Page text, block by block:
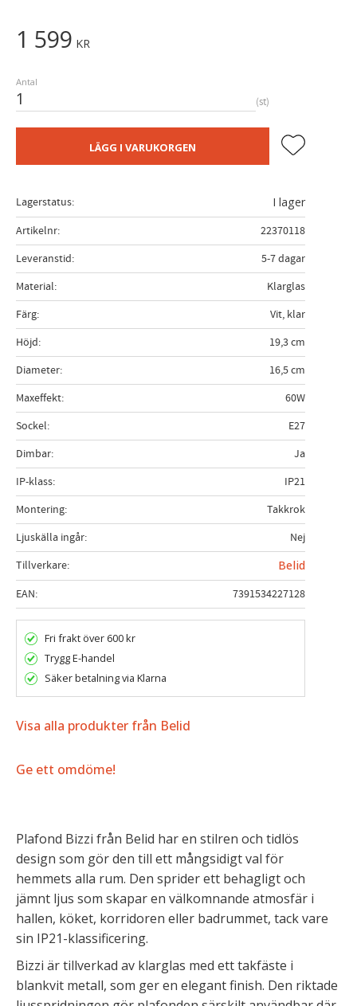
1 599 KR
Antal
st
LÄGG I VARUKORGEN Lägg till i
Lagerstatus
I lager
Artikelnr
22370118
Leveranstid
5-7 dagar
Material
Klarglas
Färg
Vit, klar
Höjd
19,3 cm
Diameter
16,5 cm
Maxeffekt
60W
Sockel
E27
Dimbar
Ja
IP-klass
IP21
Montering
Takkrok
Ljuskälla ingår
Nej
Tillverkare
Belid
EAN
7391534227128
Fri frakt över 600 kr
Trygg E-handel
Säker betalning via Klarna
Visa alla produkter från Belid
Ge ett omdöme!
Plafond Bizzi från Belid har en stilren och tidlös
design som gör den till ett mångsidigt val för
hemmets alla rum. Den sprider ett behagligt och
jämnt ljus som skapar en välkomnande atmosfär i
hallen, köket, korridoren eller badrummet, tack vare
sin IP21-klassificering.
Bizzi är tillverkad av klarglas med ett takfäste i
blankvit metall, som ger en elegant finish. Den riktade